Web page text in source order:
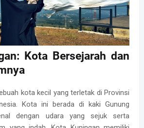
Kota Bersejarah dan
kota kecil yang terletak di Provinsi
Kota ini berada di kaki Gunung
dengan udara yang sejuk serta